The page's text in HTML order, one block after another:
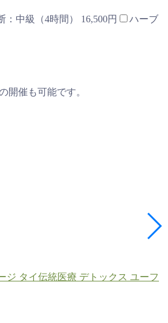
：中級（4時間） 16,500円
ハーブ
開催も可能です。
ジ タイ伝統医療 デトックス ユーフ